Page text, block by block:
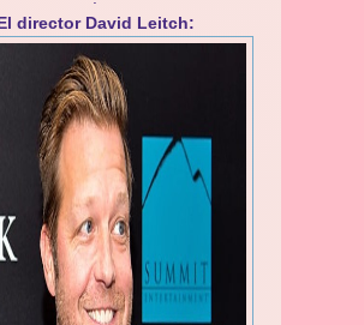
director David Leitch: